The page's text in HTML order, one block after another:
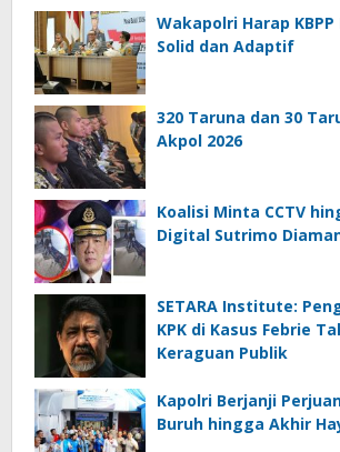
Wakapolri Harap
Solid dan Adaptif
320 Taruna dan 30
Akpol 2026
Koalisi Minta CCTV
Digital Sutrimo
SETARA Institute:
KPK di Kasus Febrie
Keraguan Publik
Kapolri Berjanji
Buruh hingga Akhir